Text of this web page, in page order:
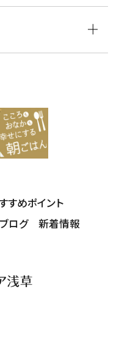
すめポイント
ログ 新着情報